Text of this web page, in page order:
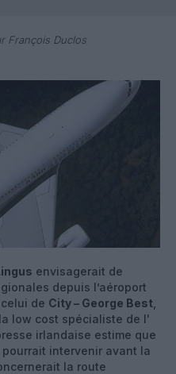
François Duclos
envisagerait de
depuis l’aéroport
de City – George Best
low cost spécialiste de l'
irlandaise estime que
pourrait intervenir avant la
la route